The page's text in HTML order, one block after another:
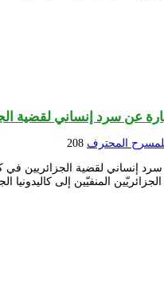
عن سرد إنساني لقضية
المحترف 208
سرد إنساني لقضية الجزائريين
المنفيّين إلى كاليدونيا